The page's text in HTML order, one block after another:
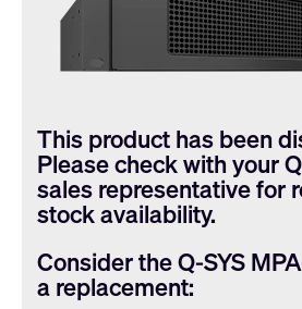
This product has been
Please check with your
sales representative for
stock availability.
Consider the Q-SYS
a replacement: